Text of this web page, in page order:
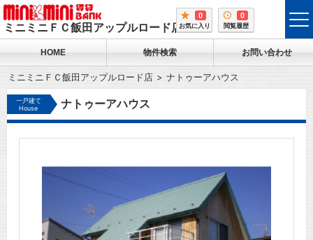
ミニミニＦＣ飯田アップルロード店
0
お気に入り
0
閲覧履歴
HOME 物件検索 お問い合わせ
ミニミニＦＣ飯田アップルロード店 ナトゥーアハウス
一戸建て
House
ナトゥーアハウス